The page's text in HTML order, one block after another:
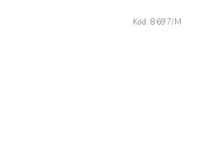
Kód: 8697/M